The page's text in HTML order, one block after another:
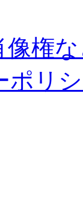
像権
ポリ